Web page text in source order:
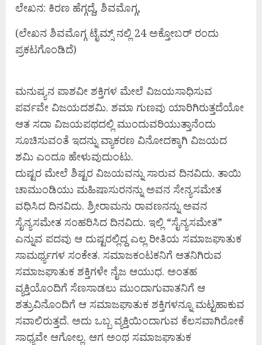
ಲೇಖನ: ಕಿರಣ ಹೆಗ್ಗದ್ದೆ, ಶಿವಮೊಗ್ಗ,
(ಲೇಖನ ಶಿವಮೊಗ್ಗ ಟೈಮ್ಸ್ ನಲ್ಲಿ 24 ಅಕ್ತೋಬರ್ ರಂದು
ಪ್ರಕಟಗೊಂಡಿದೆ)
ಮನುಷ್ಯನ ಪಾಶವೀ ಶಕ್ತಿಗಳ ಮೇಲೆ ವಿಜಯಸಾಧಿಸುವ
ಪರ್ವವೇ ವಿಜಯದಶಮಿ. ಶಮಾ ಗುಣವು ಯಾರಿಗಿರುತ್ತದೆಯೋ
ಆತ ಸದಾ ವಿಜಯಪಥದಲ್ಲಿ ಮುಂದುವರಿಯುತ್ತಾನೆಂದು
ಸೂಚಿಸುವಂತೆ ಇದನ್ನು ವ್ಯಾಕರಣ ವಿನೋದಕ್ಕಾಗಿ ವಿಜಯದ
ಶಮಿ ಎಂದೂ ಹೇಳುವುದುಂಟು.
ದುಷ್ಟರ ಮೇಲೆ ಶಿಷ್ಟರ ವಿಜಯವನ್ನು ಸಾರುವ ದಿನವಿದು. ತಾಯಿ
ಚಾಮುಂಡಿಯು ಮಹಿಷಾಸುರನನ್ನು ಅವನ ಸೇನ್ಯಸಮೇತ
ವಧಿಸಿದ ದಿನವಿದು. ಶ್ರೀರಾಮನು ರಾವಣನನ್ನು ಅವನ
ಸೈನ್ಯಸಮೇತ ಸಂಹರಿಸಿದ ದಿನವಿದು. ಇಲ್ಲಿ “ಸೈನ್ಯಸಮೇತ”
ಎನ್ನುವ ಪದವು ಆ ದುಷ್ಟರಲ್ಲಿದ್ದ ಎಲ್ಲ ರೀತಿಯ ಸಮಾಜಘಾತುಕ
ಸಾಮರ್ಥ್ಯಗಳ ಸಂಕೇತ. ಸಮಾಜಕಂಟಕನಿಗೆ ಆತನಿಗಿರುವ
ಸಮಾಜಘಾತುಕ ಶಕ್ತಿಗಳೇ ನೈಜ ಆಯುಧ. ಅಂತಹ
ವ್ಯಕ್ತಿಯೊಂದಿಗೆ ಸೆಣಸಾಡಲು ಮುಂದಾಗುವಾತನಿಗೆ ಆ
ಶತ್ರುವಿನೊಂದಿಗೆ ಆ ಸಮಾಜಘಾತುಕ ಶಕ್ತಿಗಳನ್ನೂ ಮಟ್ಟಹಾಕುವ
ಸವಾಲಿರುತ್ತದೆ. ಅದು ಒಬ್ಬ ವ್ಯಕ್ತಿಯಿಂದಾಗುವ ಕೆಲಸವಾಗಿರೋಕೆ
ಸಾಧ್ಯವೇ ಆಗೋಲ್ಲ. ಆಗ ಅಂಥ ಸಮಾಜಘಾತುಕ